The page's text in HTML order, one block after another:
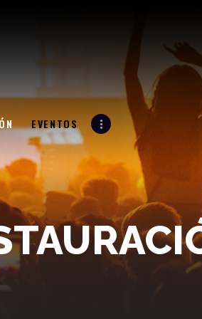
EVENTOS
LA
LA SUPREMA
LA RADIO
PROGRAMACIÓN
EVENTOS
BLOG
CONTACTO